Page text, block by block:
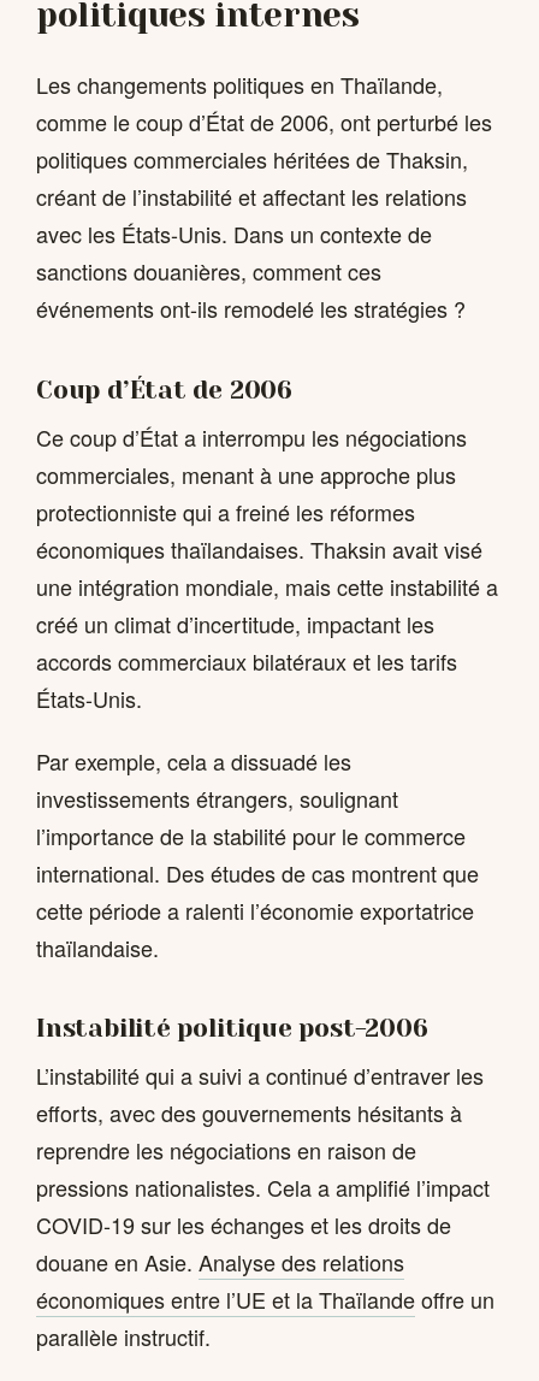
politiques internes
Les changements politiques en Thaïlande,
comme le coup d’État de 2006, ont perturbé les
politiques commerciales héritées de Thaksin,
créant de l’instabilité et affectant les relations
avec les États-Unis. Dans un contexte de
sanctions douanières, comment ces
événements ont-ils remodelé les stratégies ?
Coup d’État de 2006
Ce coup d’État a interrompu les négociations
commerciales, menant à une approche plus
protectionniste qui a freiné les réformes
économiques thaïlandaises. Thaksin avait visé
une intégration mondiale, mais cette instabilité a
créé un climat d’incertitude, impactant les
accords commerciaux bilatéraux et les tarifs
États-Unis.
Par exemple, cela a dissuadé les
investissements étrangers, soulignant
l’importance de la stabilité pour le commerce
international. Des études de cas montrent que
cette période a ralenti l’économie exportatrice
thaïlandaise.
Instabilité politique post-2006
L’instabilité qui a suivi a continué d’entraver les
efforts, avec des gouvernements hésitants à
reprendre les négociations en raison de
pressions nationalistes. Cela a amplifié l’impact
COVID-19 sur les échanges et les droits de
douane en Asie. Analyse des relations
économiques entre l’UE et la Thaïlandeoffre un
parallèle instructif.